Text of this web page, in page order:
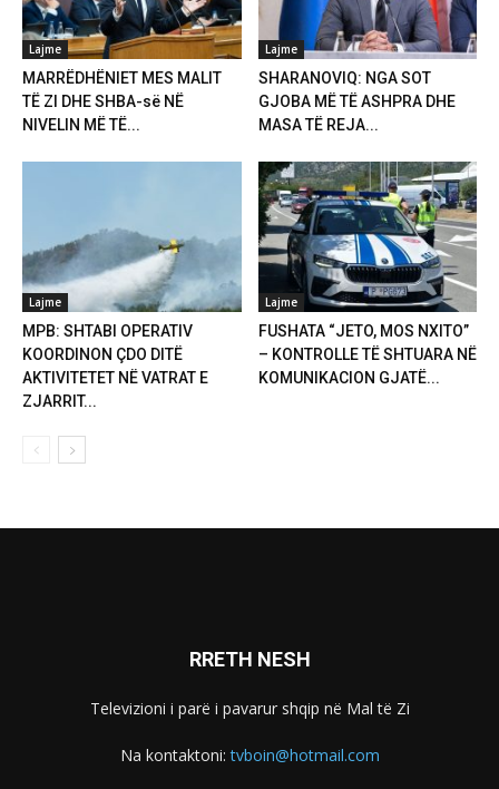
Lajme
MARRËDHËNIET MES MALIT
TË ZI DHE SHBA-së NË
NIVELIN MË TË...
Lajme
SHARANOVIQ: NGA SOT
GJOBA MË TË ASHPRA DHE
MASA TË REJA...
Lajme
MPB: SHTABI OPERATIV
KOORDINON ÇDO DITË
AKTIVITETET NË VATRAT E
ZJARRIT...
Lajme
FUSHATA “JETO, MOS NXITO”
– KONTROLLE TË SHTUARA NË
KOMUNIKACION GJATË...
RRETH NESH
Televizioni i parë i pavarur shqip në Mal të Zi
Na kontaktoni:tvboin@hotmail.com